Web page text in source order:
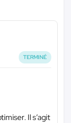
TERMINÉ
Il s’agit